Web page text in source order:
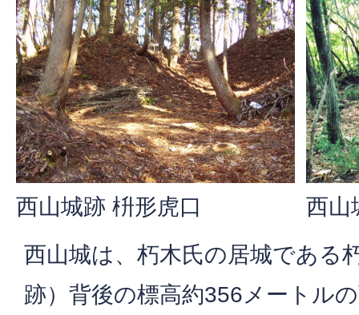
西山城跡 枡形虎口
西山
西山城は、朽木氏の居城である
跡）背後の標高約356メートル